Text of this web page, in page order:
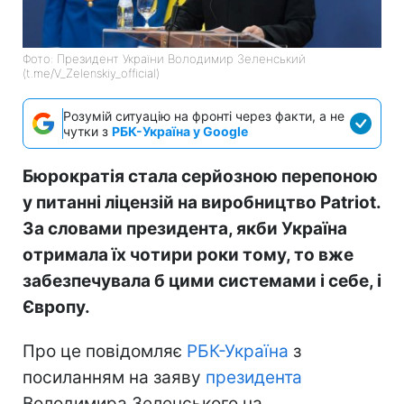
Фото: Президент України Володимир Зеленський
(t.me/V_Zelenskiy_official)
Розумій ситуацію на фронті через факти, а не
чутки з РБК-Україна у Google
Бюрократія стала серйозною перепоною
у питанні ліцензій на виробництво Patriot.
За словами президента, якби Україна
отримала їх чотири роки тому, то вже
забезпечувала б цими системами і себе, і
Європу.
Про це повідомляє РБК-Україна з
посиланням на заяву президента